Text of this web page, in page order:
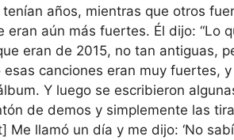
tenían años, mientras que otros
aún más fuertes. Él dijo: “Lo
eran de 2015, no tan antiguas,
canciones eran muy fuertes,
Y luego se escribieron
de demos y simplemente las
Me llamó un día y me dijo: ‘No